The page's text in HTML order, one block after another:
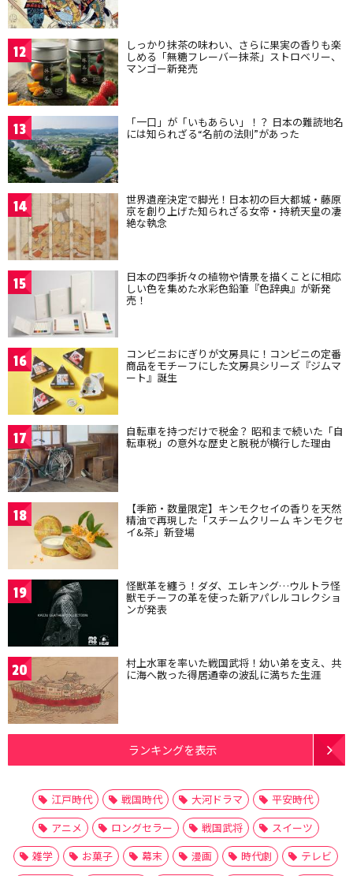
12 しっかり抹茶の味わい、さらに果実の香りも楽
しめる「無糖フレーバー抹茶」ストロベリー、
マンゴー新発売
13 「一口」が「いもあらい」！？ 日本の難読地名
には知られざる“名前の法則”があった
14 世界遺産決定で脚光！日本初の巨大都城・藤原
京を創り上げた知られざる女帝・持統天皇の凄
絶な執念
15 日本の四季折々の植物や情景を描くことに相応
しい色を集めた水彩色鉛筆『色辞典』が新発
売！
16 コンビニおにぎりが文房具に！コンビニの定番
商品をモチーフにした文房具シリーズ『ジムマ
ート』誕生
17 自転車を持つだけで税金？ 昭和まで続いた「自
転車税」の意外な歴史と脱税が横行した理由
18 【季節・数量限定】キンモクセイの香りを天然
精油で再現した「スチームクリーム キンモクセ
イ&茶」新登場
19 怪獣革を纏う！ダダ、エレキング…ウルトラ怪
獣モチーフの革を使った新アパレルコレクショ
ンが発表
20 村上水軍を率いた戦国武将！幼い弟を支え、共
に海へ散った得居通幸の波乱に満ちた生涯
ランキングを表示
江戸時代 戦国時代 大河ドラマ
平安時代
アニメ
ロングセラー 戦国武将
スイーツ
雑学
お菓子 幕末 漫画 時代劇
テレビ